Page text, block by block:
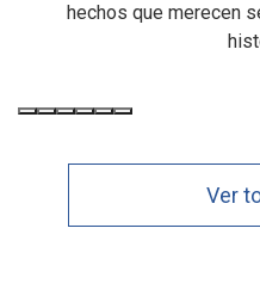
hechos que merecen
Ver